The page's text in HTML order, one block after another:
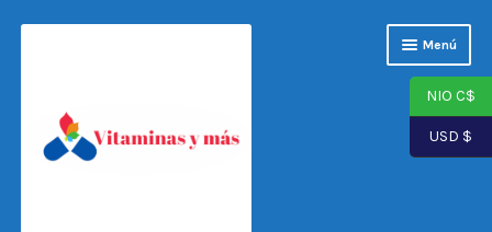
Menú
NIO C$
USD $